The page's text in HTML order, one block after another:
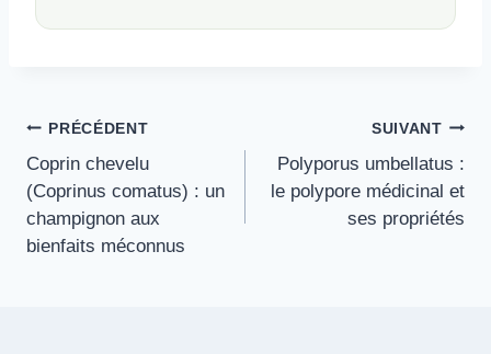
Navigation
De
L’article
PRÉCÉDENT
Coprin chevelu
(Coprinus comatus) : un
champignon aux
bienfaits méconnus
SUIVANT
Polyporus umbellatus :
le polypore médicinal et
ses propriétés